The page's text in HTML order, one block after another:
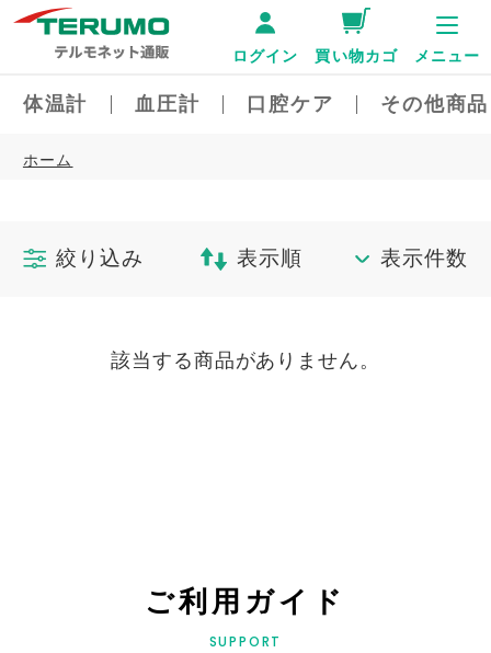
体温計 血圧計 口腔ケア その他商
ログイン 買い物カゴ メニュー
ホーム
絞り込み 表示順 表示件数
該当する商品がありません。
ご利用ガイド
SUPPORT